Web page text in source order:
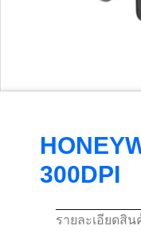
300DPI
รายละเอียดสิน